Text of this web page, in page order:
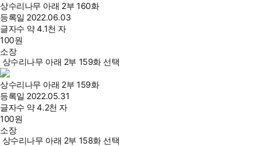
상수리나무 아래 2부 160화
등록일 2022.06.03
글자수 약 4.1천 자
100원
소장
상수리나무 아래 2부 159화 선택
상수리나무 아래 2부 159화
등록일 2022.05.31
글자수 약 4.2천 자
100원
소장
상수리나무 아래 2부 158화 선택